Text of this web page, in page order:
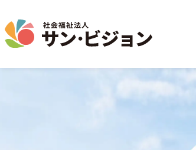
地域から探す